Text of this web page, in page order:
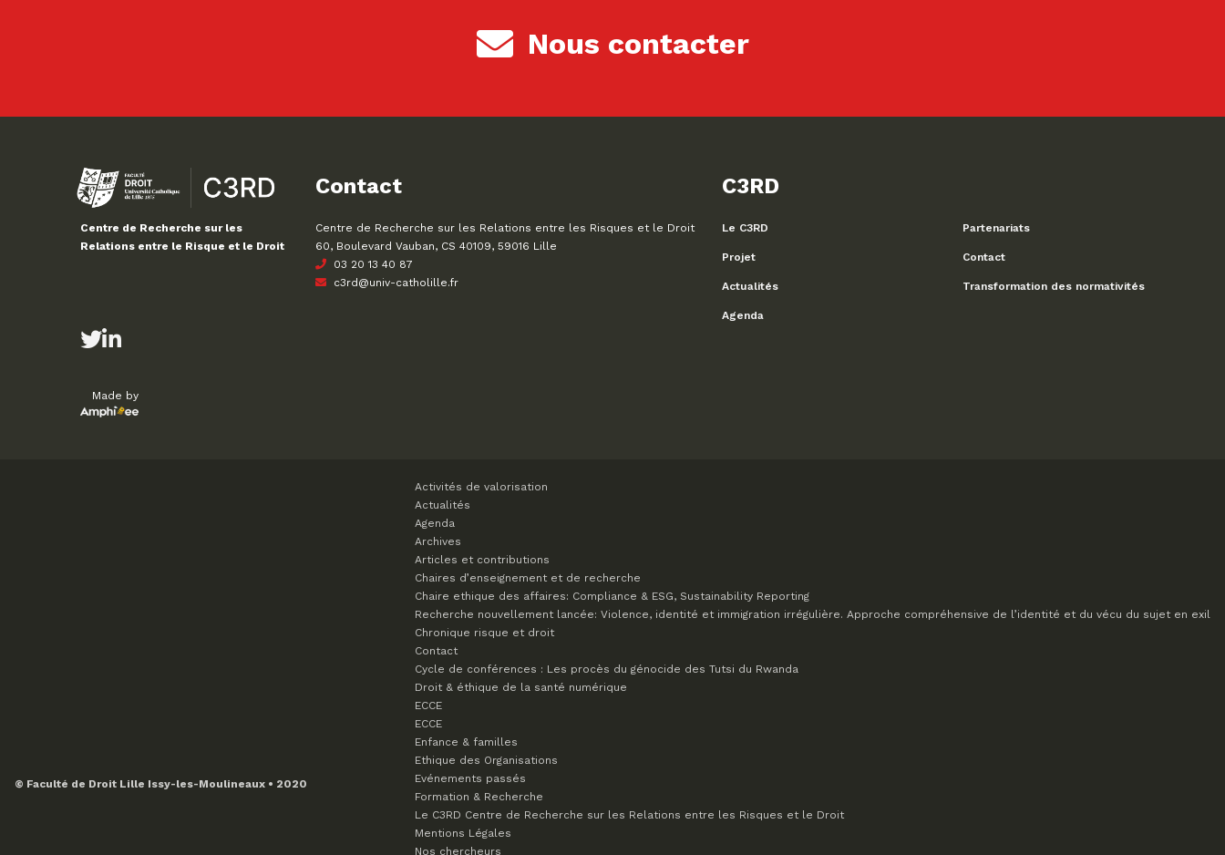
Nous contacter
Centre de Recherche sur les
Relations entre le Risque et le Droit
Contact
Centre de Recherche sur les Relations entre les Risques et le Droit
60, Boulevard Vauban, CS 40109, 59016 Lille
03 20 13 40 87
c3rd@univ-catholille.fr
C3RD
Le C3RD
Projet
Actualités
Agenda
Partenariats
Contact
Transformation des normativités
Made by
© Faculté de Droit Lille Issy-les-Moulineaux • 2020
Activités de valorisation
Actualités
Agenda
Archives
Articles et contributions
Chaires d’enseignement et de recherche
Chaire ethique des affaires: Compliance & ESG, Sustainability Reporting
Recherche nouvellement lancée: Violence, identité et immigration irrégulière. Approche compréhensive de l’identité et du vécu du sujet en exil
Chronique risque et droit
Contact
Cycle de conférences : Les procès du génocide des Tutsi du Rwanda
Droit & éthique de la santé numérique
ECCE
ECCE
Enfance & familles
Ethique des Organisations
Evénements passés
Formation & Recherche
Le C3RD Centre de Recherche sur les Relations entre les Risques et le Droit
Mentions Légales
Nos chercheurs